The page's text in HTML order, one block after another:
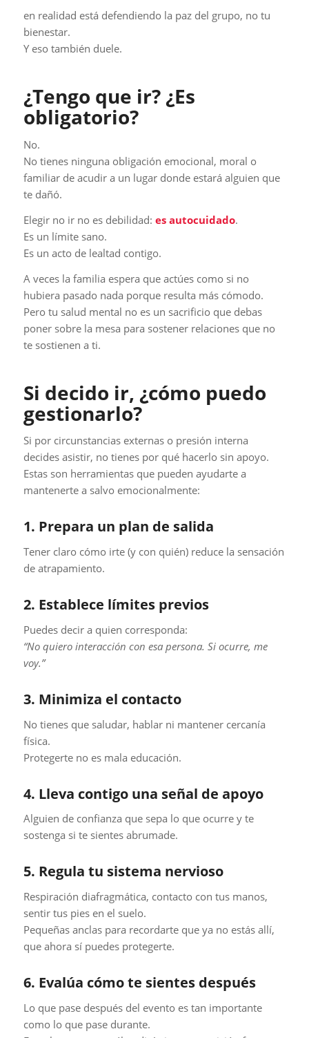
en realidad está defendiendo la paz del grupo, no tu
bienestar.
Y eso también duele.
¿Tengo que ir? ¿Es
obligatorio?
No.
No tienes ninguna obligación emocional, moral o
familiar de acudir a un lugar donde estará alguien que
te dañó.
Elegir no ir no es debilidad: es autocuidado.
Es un límite sano.
Es un acto de lealtad contigo.
A veces la familia espera que actúes como si no
hubiera pasado nada porque resulta más cómodo.
Pero tu salud mental no es un sacrificio que debas
poner sobre la mesa para sostener relaciones que no
te sostienen a ti.
Si decido ir, ¿cómo puedo
gestionarlo?
Si por circunstancias externas o presión interna
decides asistir, no tienes por qué hacerlo sin apoyo.
Estas son herramientas que pueden ayudarte a
mantenerte a salvo emocionalmente:
1. Prepara un plan de salida
Tener claro cómo irte (y con quién) reduce la sensación
de atrapamiento.
2. Establece límites previos
Puedes decir a quien corresponda:
“No quiero interacción con esa persona. Si ocurre, me
voy.”
3. Minimiza el contacto
No tienes que saludar, hablar ni mantener cercanía
física.
Protegerte no es mala educación.
4. Lleva contigo una señal de apoyo
Alguien de confianza que sepa lo que ocurre y te
sostenga si te sientes abrumade.
5. Regula tu sistema nervioso
Respiración diafragmática, contacto con tus manos,
sentir tus pies en el suelo.
Pequeñas anclas para recordarte que ya no estás allí,
que ahora sí puedes protegerte.
6. Evalúa cómo te sientes después
Lo que pase después del evento es tan importante
como lo que pase durante.